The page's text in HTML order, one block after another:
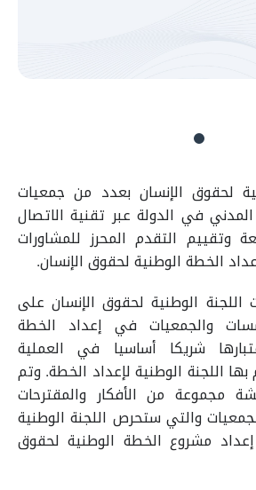
لحقوق الإنسان بعدد من جمعيات
في الدولة عبر تقنية الاتصال
وتقييم التقدم المحرز للمشاورات
الخطة الوطنية لحقوق الإنسان.
اللجنة الوطنية لحقوق الإنسان على
والجمعيات في إعداد الخطة
شريكا أساسيا في العملية
اللجنة الوطنية لإعداد الخطة. وتم
مجموعة من الأفكار والمقترحات
والتي ستحرص اللجنة الوطنية
مشروع الخطة الوطنية لحقوق